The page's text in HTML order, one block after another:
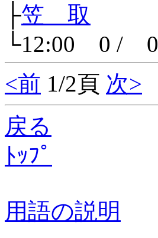
├笠 取
└12:00 0 / 0
<前 1/2頁 次>
戻る
ﾄｯﾌﾟ
用語の説明